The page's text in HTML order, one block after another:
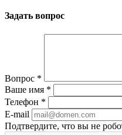
Задать вопрос
Вопрос *
Ваше имя *
Телефон *
E-mail
Подтвердите, что вы не